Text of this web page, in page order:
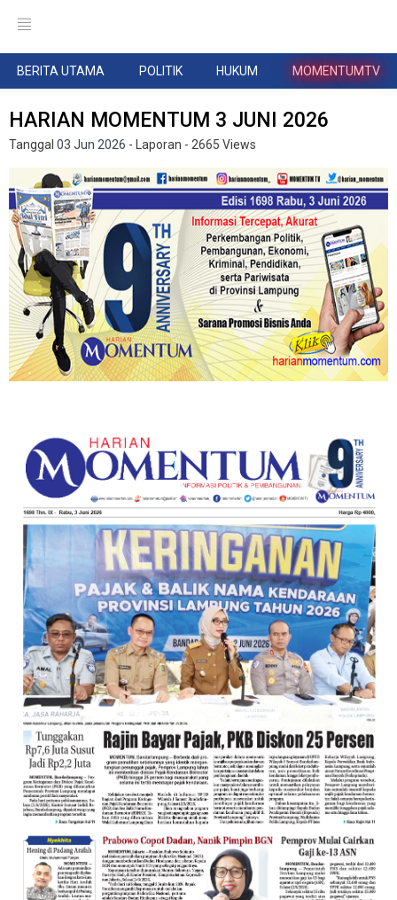
BERITA UTAMA POLITIK HUKUM MOMENTUMTV
HARIAN MOMENTUM 3 JUNI 2026
Tanggal 03 Jun 2026 - Laporan - 2665 Views